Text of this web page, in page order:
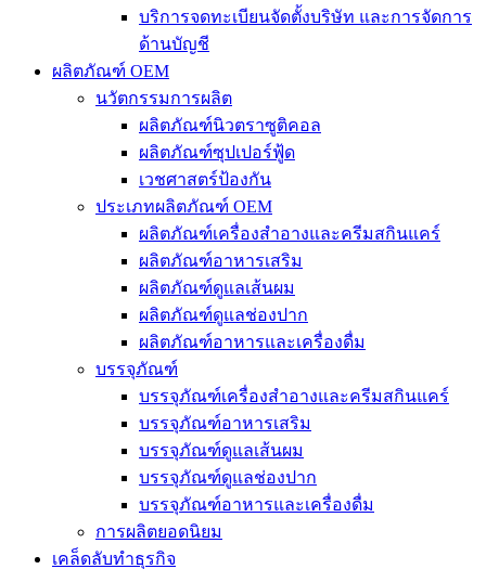
บริการจดทะเบียนจัดตั้งบริษัท และการจัดการ
ด้านบัญชี
ผลิตภัณฑ์ OEM
นวัตกรรมการผลิต
ผลิตภัณฑ์นิวตราซูติคอล
ผลิตภัณฑ์ซุปเปอร์ฟู้ด
เวชศาสตร์ป้องกัน
ประเภทผลิตภัณฑ์ OEM
ผลิตภัณฑ์เครื่องสำอางและครีมสกินแคร์
ผลิตภัณฑ์อาหารเสริม
ผลิตภัณฑ์ดูแลเส้นผม
ผลิตภัณฑ์ดูแลช่องปาก
ผลิตภัณฑ์อาหารและเครื่องดื่ม
บรรจุภัณฑ์
บรรจุภัณฑ์เครื่องสำอางและครีมสกินแคร์
บรรจุภัณฑ์อาหารเสริม
บรรจุภัณฑ์ดูแลเส้นผม
บรรจุภัณฑ์ดูแลช่องปาก
บรรจุภัณฑ์อาหารและเครื่องดื่ม
การผลิตยอดนิยม
เคล็ดลับทำธุรกิจ